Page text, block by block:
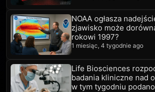
NOAA ogłasza
zjawisko może
rokowi 1997?
1 miesiąc, 4 tygodnie ago
Life Biosciences
badania kliniczne nad
w tym tygodniu